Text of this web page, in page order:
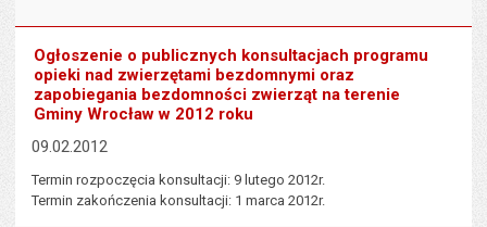
Ogłoszenie o publicznych konsultacjach programu
opieki nad zwierzętami bezdomnymi oraz
zapobiegania bezdomności zwierząt na terenie
Gminy Wrocław w 2012 roku
09.02.2012
Termin rozpoczęcia konsultacji: 9 lutego 2012r.
Termin zakończenia konsultacji: 1 marca 2012r.